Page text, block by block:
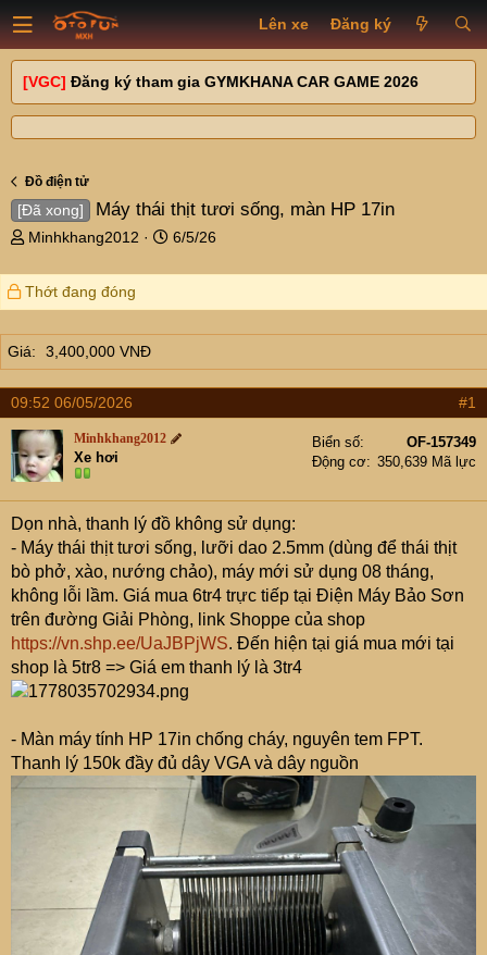
Lên xe Đăng ký
[VGC] Đăng ký tham gia GYMKHANA CAR GAME 2026
Đồ điện tử
[Đã xong] Máy thái thịt tươi sống, màn HP 17in
T
r
e
d
s
a
r
t
e
r
Minhkhang2012
N
à
ử
6/5/26
Thớt đang đóng
Giá 3,400,000 VNĐ
09:52 06/05/2026 #1
Minhkhang2012
Xe hơi
Biển số
OF-157349
Động cơ
350,639 Mã lực
Dọn nhà, thanh lý đồ không sử dụng:
- Máy thái thịt tươi sống, lưỡi dao 2.5mm (dùng để thái thịt
bò phở, xào, nướng chảo), máy mới sử dụng 08 tháng,
không lỗi lầm. Giá mua 6tr4 trực tiếp tại Điện Máy Bảo Sơn
trên đường Giải Phòng, link Shoppe của shop
https://vn.shp.ee/UaJBPjWS. Đến hiện tại giá mua mới tại
shop là 5tr8 => Giá em thanh lý là 3tr4
- Màn máy tính HP 17in chống cháy, nguyên tem FPT.
Thanh lý 150k đầy đủ dây VGA và dây nguồn